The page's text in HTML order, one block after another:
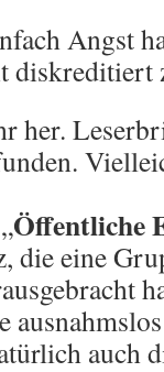
Angst
diskreditiert
her.
Öffentliche
die eine
auch